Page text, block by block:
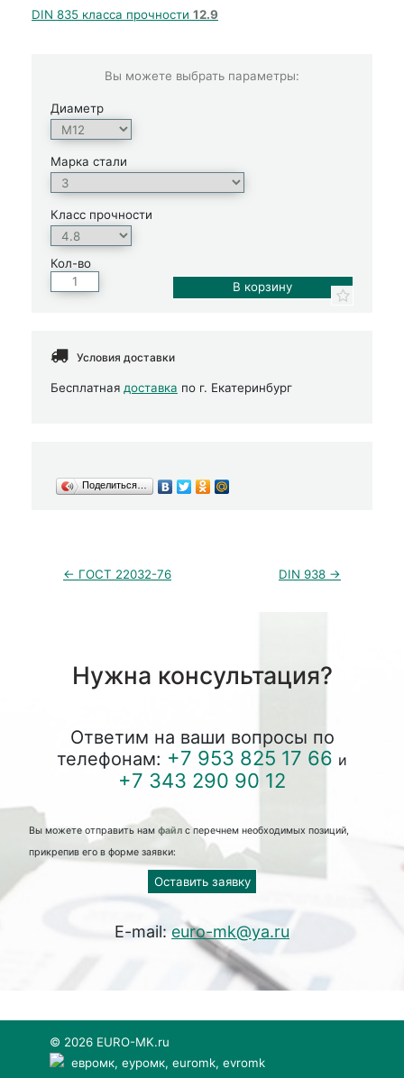
DIN 835 класса прочности 12.9
Вы можете выбрать параметры:
Диаметр
Марка стали
Класс прочности
Кол-во
Условия доставки
Бесплатная доставка по г. Екатеринбург
Поделиться…
← ГОСТ 22032-76 DIN 938 →
Нужна консультация?
Ответим на ваши вопросы по
телефонам: +7 953 825 17 66 и
+7 343 290 90 12
Вы можете отправить нам файлс перечнем необходимых позиций,
прикрепив его в форме заявки:
Оставить заявку
E-mail: euro-mk@ya.ru
© 2026 EURO-MK.ru
евромк, еуромк, euromk, evromk